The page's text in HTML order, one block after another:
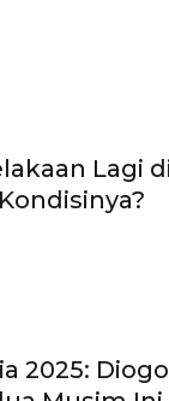
Lagi
2025: